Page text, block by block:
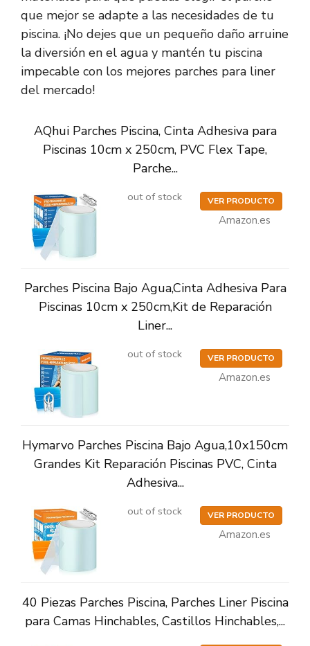
que mejor se adapte a las necesidades de tu
piscina. ¡No dejes que un pequeño daño arruine
la diversión en el agua y mantén tu piscina
impecable con los mejores parches para liner
del mercado!
AQhui Parches Piscina, Cinta Adhesiva para
Piscinas 10cm x 250cm, PVC Flex Tape,
Parche...
out of stock VER PRODUCTO
Amazon.es
Parches Piscina Bajo Agua,Cinta Adhesiva Para
Piscinas 10cm x 250cm,Kit de Reparación
Liner...
out of stock VER PRODUCTO
Amazon.es
Hymarvo Parches Piscina Bajo Agua,10x150cm
Grandes Kit Reparación Piscinas PVC, Cinta
Adhesiva...
out of stock VER PRODUCTO
Amazon.es
40 Piezas Parches Piscina, Parches Liner Piscina
para Camas Hinchables, Castillos Hinchables,...